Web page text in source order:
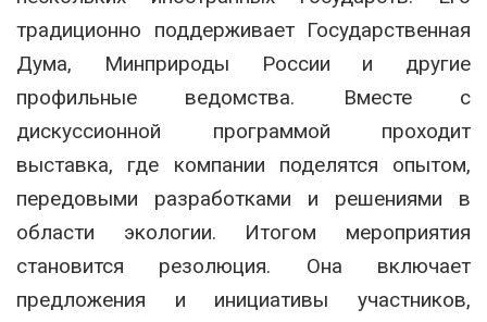
традиционно поддерживает Государственная
Дума, Минприроды России и другие
профильные ведомства. Вместе с
дискуссионной программой проходит
выставка, где компании поделятся опытом,
передовыми разработками и решениями в
области экологии. Итогом мероприятия
становится резолюция. Она включает
предложения и инициативы участников,